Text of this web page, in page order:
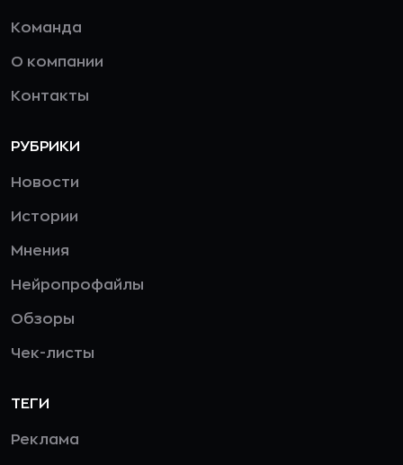
Команда
О компании
Контакты
РУБРИКИ
Новости
Истории
Мнения
Нейропрофайлы
Обзоры
Чек-листы
ТЕГИ
Реклама